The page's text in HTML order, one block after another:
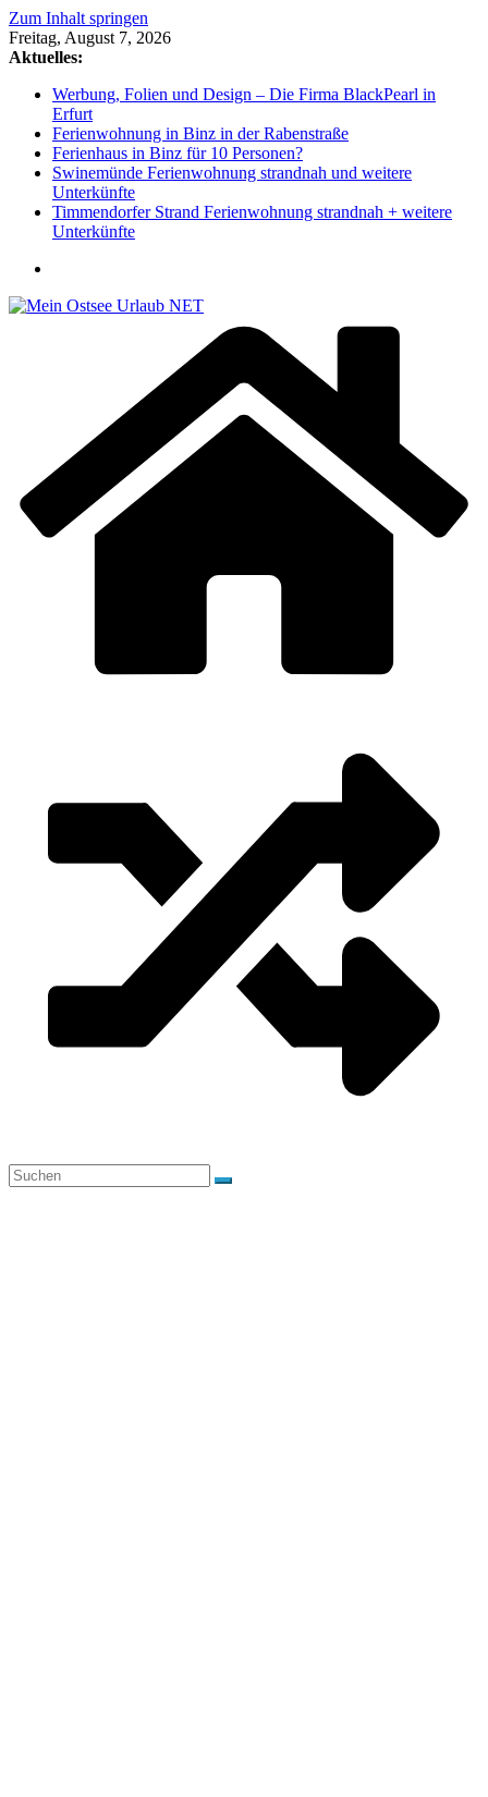
Zum Inhalt springen
Freitag, August 7, 2026
Aktuelles:
Werbung, Folien und Design – Die Firma BlackPearl in
Erfurt
Ferienwohnung in Binz in der Rabenstraße
Ferienhaus in Binz für 10 Personen?
Swinemünde Ferienwohnung strandnah und weitere
Unterkünfte
Timmendorfer Strand Ferienwohnung strandnah + weitere
Unterkünfte